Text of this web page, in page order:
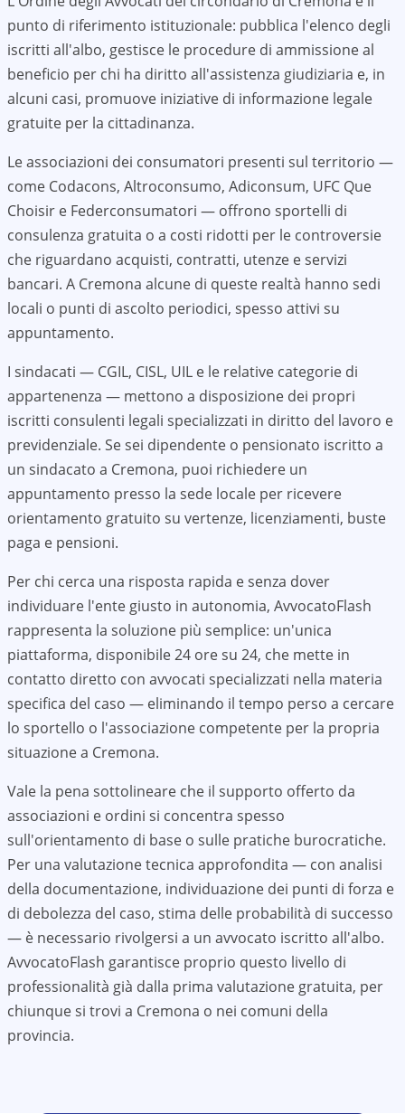
punto di riferimento istituzionale: pubblica l'elenco degli
iscritti all'albo, gestisce le procedure di ammissione al
beneficio per chi ha diritto all'assistenza giudiziaria e, in
alcuni casi, promuove iniziative di informazione legale
gratuite per la cittadinanza.
Le associazioni dei consumatori presenti sul territorio —
come Codacons, Altroconsumo, Adiconsum, UFC Que
Choisir e Federconsumatori — offrono sportelli di
consulenza gratuita o a costi ridotti per le controversie
che riguardano acquisti, contratti, utenze e servizi
bancari. A Cremona alcune di queste realtà hanno sedi
locali o punti di ascolto periodici, spesso attivi su
appuntamento.
I sindacati — CGIL, CISL, UIL e le relative categorie di
appartenenza — mettono a disposizione dei propri
iscritti consulenti legali specializzati in diritto del lavoro e
previdenziale. Se sei dipendente o pensionato iscritto a
un sindacato a Cremona, puoi richiedere un
appuntamento presso la sede locale per ricevere
orientamento gratuito su vertenze, licenziamenti, buste
paga e pensioni.
Per chi cerca una risposta rapida e senza dover
individuare l'ente giusto in autonomia, AvvocatoFlash
rappresenta la soluzione più semplice: un'unica
piattaforma, disponibile 24 ore su 24, che mette in
contatto diretto con avvocati specializzati nella materia
specifica del caso — eliminando il tempo perso a cercare
lo sportello o l'associazione competente per la propria
situazione a Cremona.
Vale la pena sottolineare che il supporto offerto da
associazioni e ordini si concentra spesso
sull'orientamento di base o sulle pratiche burocratiche.
Per una valutazione tecnica approfondita — con analisi
della documentazione, individuazione dei punti di forza e
di debolezza del caso, stima delle probabilità di successo
— è necessario rivolgersi a un avvocato iscritto all'albo.
AvvocatoFlash garantisce proprio questo livello di
professionalità già dalla prima valutazione gratuita, per
chiunque si trovi a Cremona o nei comuni della
provincia.